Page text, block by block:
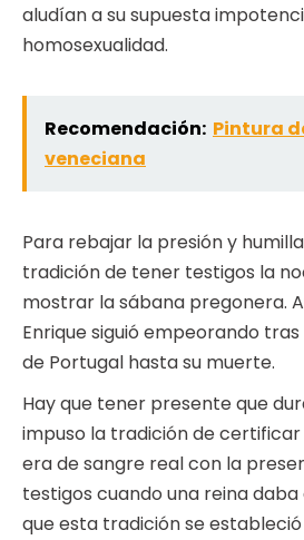
aludían a su supuesta
homosexualidad.
Recomendación: Pintura
veneciana
Para rebajar la presión y
tradición de tener testigos la
mostrar la sábana pregonera.
Enrique siguió empeorando
de Portugal hasta su muerte.
Hay que tener presente que
impuso la tradición de
era de sangre real con la
testigos cuando una reina daba
que esta tradición se